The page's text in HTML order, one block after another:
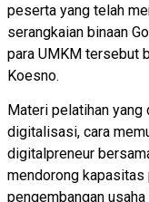
peserta yang telah
serangkaian binaan
para UMKM tersebut
Koesno.
Materi pelatihan
digitalisasi, cara
digitalpreneur
mendorong
pengembangan